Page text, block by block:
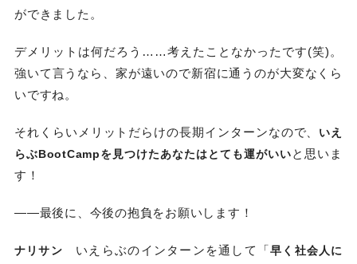
ができました。
デメリットは何だろう……考えたことなかったです(笑)。
強いて言うなら、家が遠いので新宿に通うのが大変なくら
いですね。
それくらいメリットだらけの長期インターンなので、 いえ
らぶBootCampを見つけたあなたはとても運がいいと思いま
す！
――最後に、今後の抱負をお願いします！
ナリサン いえらぶのインターンを通して「早く社会人に